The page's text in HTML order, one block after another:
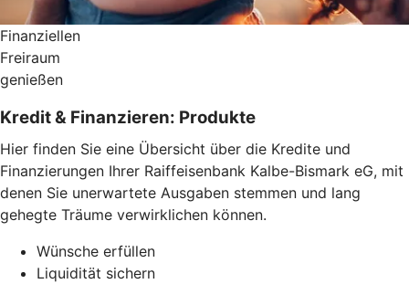
Finanziellen
Freiraum
genießen
Kredit & Finanzieren: Produkte
Hier finden Sie eine Übersicht über die Kredite und
Finanzierungen Ihrer Raiffeisenbank Kalbe-Bismark eG, mit
denen Sie unerwartete Ausgaben stemmen und lang
gehegte Träume verwirklichen können.
Wünsche erfüllen
Liquidität sichern